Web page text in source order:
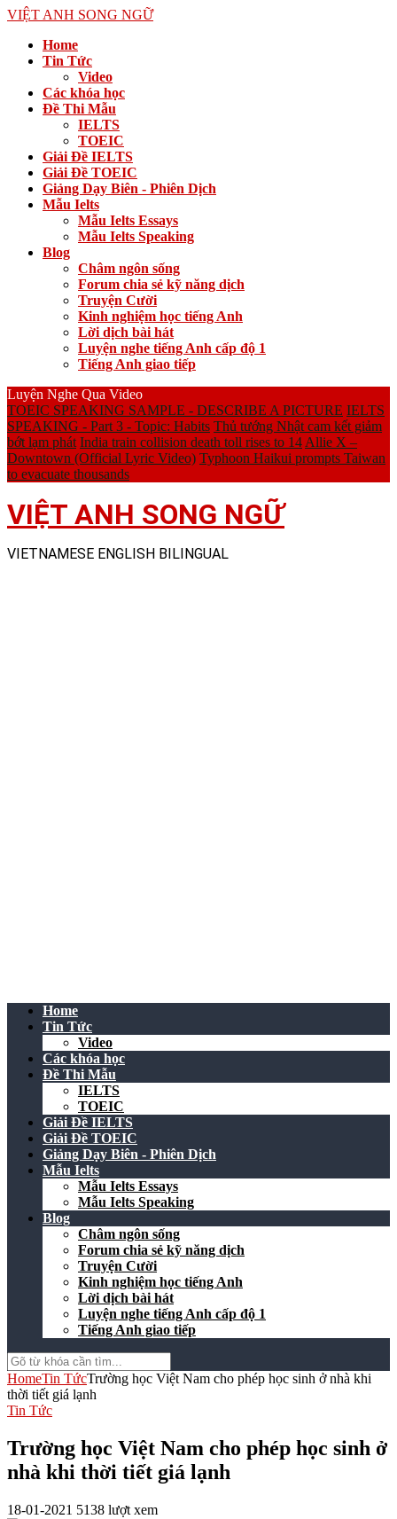
VIỆT ANH SONG NGỮ
Home
Tin Tức
Video
Các khóa học
Đề Thi Mẫu
IELTS
TOEIC
Giải Đề IELTS
Giải Đề TOEIC
Giảng Dạy Biên - Phiên Dịch
Mẫu Ielts
Mẫu Ielts Essays
Mẫu Ielts Speaking
Blog
Châm ngôn sống
Forum chia sẻ kỹ năng dịch
Truyện Cười
Kinh nghiệm học tiếng Anh
Lời dịch bài hát
Luyện nghe tiếng Anh cấp độ 1
Tiếng Anh giao tiếp
Luyện Nghe Qua Video
TOEIC SPEAKING SAMPLE - DESCRIBE A PICTURE IELTS
SPEAKING - Part 3 - Topic: Habits Thủ tướng Nhật cam kết giảm
bớt lạm phát India train collision death toll rises to 14 Allie X –
Downtown (Official Lyric Video) Typhoon Haikui prompts Taiwan
to evacuate thousands
VIỆT ANH SONG NGỮ
VIETNAMESE ENGLISH BILINGUAL
Home
Tin Tức
Video
Các khóa học
Đề Thi Mẫu
IELTS
TOEIC
Giải Đề IELTS
Giải Đề TOEIC
Giảng Dạy Biên - Phiên Dịch
Mẫu Ielts
Mẫu Ielts Essays
Mẫu Ielts Speaking
Blog
Châm ngôn sống
Forum chia sẻ kỹ năng dịch
Truyện Cười
Kinh nghiệm học tiếng Anh
Lời dịch bài hát
Luyện nghe tiếng Anh cấp độ 1
Tiếng Anh giao tiếp
HomeTin TứcTrường học Việt Nam cho phép học sinh ở nhà khi
thời tiết giá lạnh
Tin Tức
Trường học Việt Nam cho phép học sinh ở
nhà khi thời tiết giá lạnh
18-01-2021 5138 lượt xem